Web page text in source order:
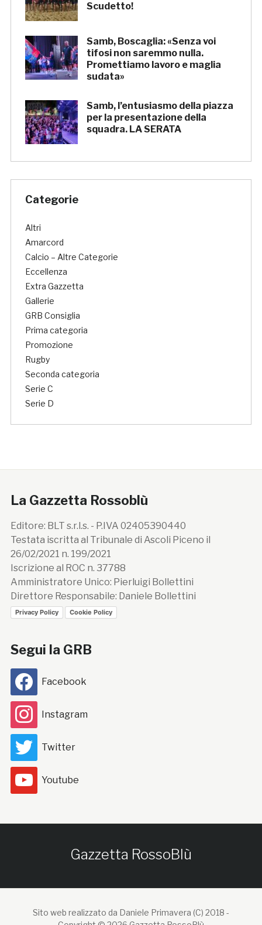
Scudetto!
Samb, Boscaglia: «Senza voi
tifosi non saremmo nulla.
Promettiamo lavoro e maglia
sudata»
Samb, l’entusiasmo della piazza
per la presentazione della
squadra. LA SERATA
Categorie
Altri
Amarcord
Calcio – Altre Categorie
Eccellenza
Extra Gazzetta
Gallerie
GRB Consiglia
Prima categoria
Promozione
Rugby
Seconda categoria
Serie C
Serie D
La Gazzetta Rossoblù
Editore: BLT s.r.l.s. - P.IVA 02405390440
Testata iscritta al Tribunale di Ascoli Piceno il
26/02/2021 n. 199/2021
Iscrizione al ROC n. 37788
Amministratore Unico: Pierluigi Bollettini
Direttore Responsabile: Daniele Bollettini
Privacy Policy Cookie Policy
Segui la GRB
Facebook
Instagram
Twitter
Youtube
Gazzetta RossoBlù
Sito web realizzato da Daniele Primavera (C) 2018 -